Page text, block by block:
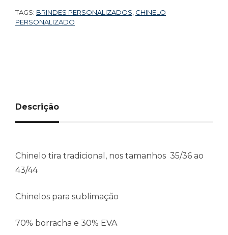
TAGS: BRINDES PERSONALIZADOS CHINELO
PERSONALIZADO
Descrição
Chinelo tira tradicional, nos tamanhos 35/36 ao
43/44
Chinelos para sublimação
70% borracha e 30% EVA